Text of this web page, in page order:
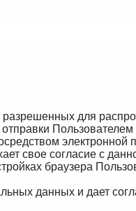
для
Пользователем
электронной
свое согласие с
браузера
данных и дает